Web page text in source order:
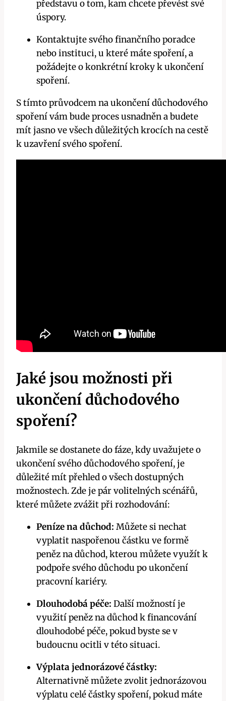
představu o tom, kam chcete převést své
úspory.
Kontaktujte svého finančního poradce
nebo instituci, u které máte spoření, a
požádejte o konkrétní kroky k ukončení
spoření.
S tímto průvodcem na ukončení důchodového
spoření vám bude proces usnadněn a budete
mít jasno ve všech důležitých krocích na cestě
k uzavření svého spoření.
Jaké jsou možnosti při
ukončení důchodového
spoření?
Jakmile se dostanete do fáze, kdy uvažujete o
ukončení svého důchodového spoření, je
důležité mít přehled o všech dostupných
možnostech. Zde je pár volitelných scénářů,
které můžete zvážit při rozhodování:
Peníze na důchod: Můžete si nechat
vyplatit naspořenou částku ve formě
peněz na důchod, kterou můžete využít k
podpoře svého důchodu po ukončení
pracovní kariéry.
Dlouhodobá péče: Další možností je
využití peněz na důchod k financování
dlouhodobé péče, pokud byste se v
budoucnu ocitli v této situaci.
Výplata jednorázové částky:
Alternativně můžete zvolit jednorázovou
výplatu celé částky spoření, pokud máte